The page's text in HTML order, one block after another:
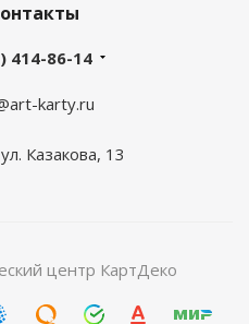
414-86-14
karty.ru
Казакова, 13
центр КартДеко